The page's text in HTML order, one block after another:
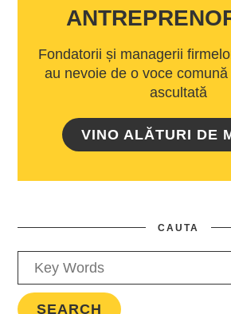
Fondatorii și managerii
au nevoie de o voce
ascultată
VINO ALĂTURI DE
CAUTA